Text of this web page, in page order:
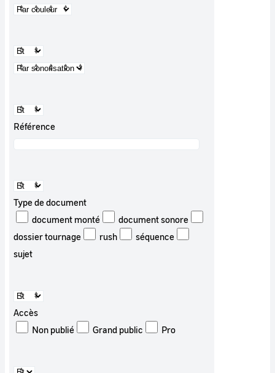
Référence
Type de document
document monté
document sonore
dossier tournage
rush
séquence
sujet
Accès
Non publié
Grand public Pro